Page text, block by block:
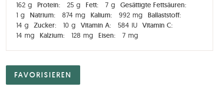
162 g Protein: 25 g Fett: 7 g
Gesättigte Fettsäuren:
1 g Natrium: 874 mg Kalium: 992 mg
Ballaststoff:
14 g Zucker: 10 g Vitamin A: 584 IU Vitamin C:
14 mg Kalzium: 128 mg Eisen: 7 mg
FAVORISIEREN